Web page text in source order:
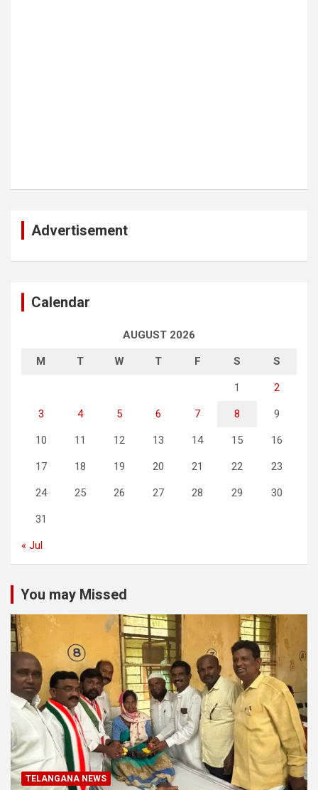
Advertisement
Calendar
AUGUST 2026
M T W T F S S
1 2
3 4 5 6 7 8 9
10 11 12 13 14 15 16
17 18 19 20 21 22 23
24 25 26 27 28 29 30
31
« Jul
You may Missed
TELANGANA NEWS